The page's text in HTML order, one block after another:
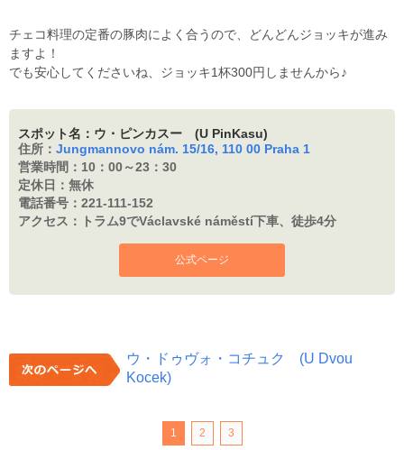
チェコ料理の定番の豚肉によく合うので、どんどんジョッキが進み
ますよ！
でも安心してくださいね、ジョッキ1杯300円しませんから♪
スポット名：ウ・ピンカスー (U PinKasu)
住所： Jungmannovo nám. 15/16, 110 00 Praha 1
営業時間： 10：00～23：30
定休日： 無休
電話番号： 221-111-152
アクセス：
トラム9でVáclavské náměstí下車、徒歩4分
公式ページ
ウ・ドゥヴォ・コチュク (U Dvou
Kocek)
1 2 3